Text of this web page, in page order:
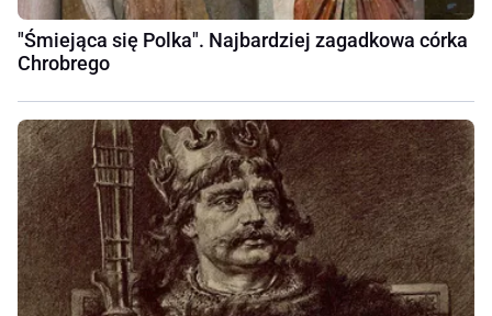
"Śmiejąca się Polka". Najbardziej zagadkowa córka
Chrobrego